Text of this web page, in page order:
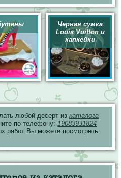
Черная сумка
Louis Vuitton и
капкейки
любой десерт из каталога
по телефону: 19083931824
работ Вы можете посмотреть